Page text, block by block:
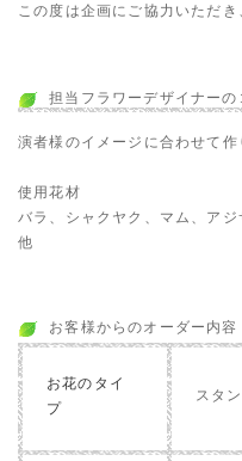
この度は企画にご協力いただ
担当フラワーデザイナーの
演者様のイメージに合わせて作
使用花材
バラ、シャクヤク、マム、アジ
他
お客様からのオーダー内容
お花のタイ
プ
スタ